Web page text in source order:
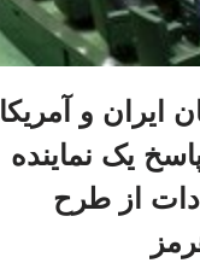
ایران و آمریکا
یک نماینده
از طرح